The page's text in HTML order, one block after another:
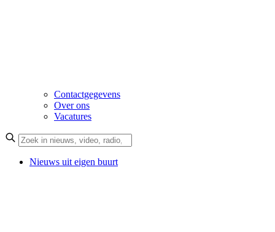
Contactgegevens
Over ons
Vacatures
Nieuws uit eigen buurt